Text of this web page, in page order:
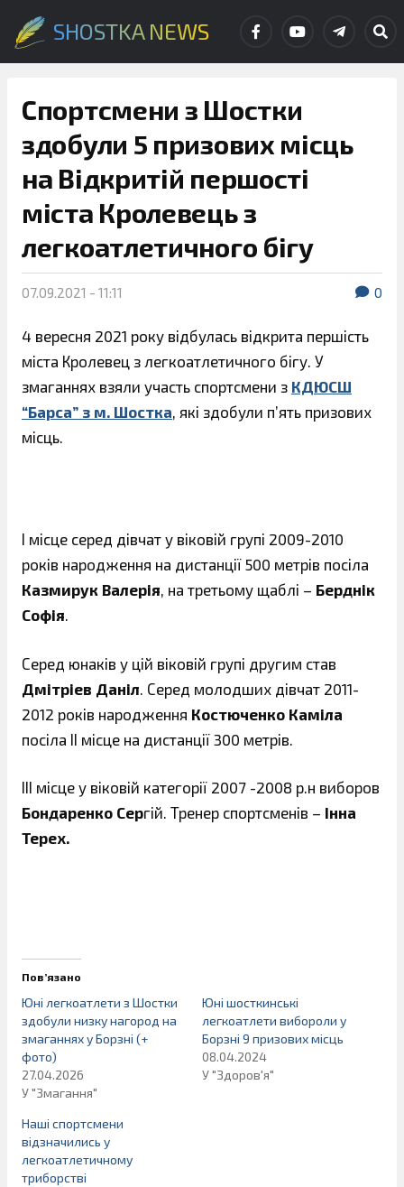
SHOSTKA NEWS
Спортсмени з Шостки
здобули 5 призових місць
на Відкритій першості
міста Кролевець з
легкоатлетичного бігу
07.09.2021 - 11:11 0
4 вересня 2021 року відбулась відкрита першість
міста Кролевец з легкоатлетичного бігу. У
змаганнях взяли участь спортсмени з КДЮСШ
“Барса” з м. Шостка, які здобули п’ять призових
місць.
І місце серед дівчат у віковій групі 2009-2010
років народження на дистанції 500 метрів посіла
Казмирук Валерія, на третьому щаблі – Берднік
Софія.
Серед юнаків у цій віковій групі другим став
Дмітріев Даніл . Серед молодших дівчат 2011-
2012 років народження Костюченко Каміла
посіла ІІ місце на дистанції 300 метрів.
ІІІ місце у віковій категорії 2007 -2008 р.н виборов
Бондаренко Сергій. Тренер спортсменів – Інна
Терех.
Пов’язано
Юні легкоатлети з Шостки
здобули низку нагород на
змаганнях у Борзні (+
фото)
27.04.2026
У "Змагання"
Юні шосткинські
легкоатлети вибороли у
Борзні 9 призових місць
08.04.2024
У "Здоров'я"
Наші спортсмени
відзначились у
легкоатлетичному
триборстві